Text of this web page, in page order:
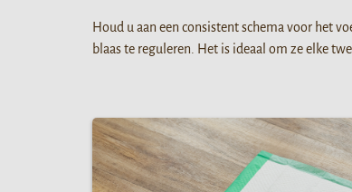
Houd u aan een consistent schema voor het
blaas te reguleren. Het is ideaal om ze elke